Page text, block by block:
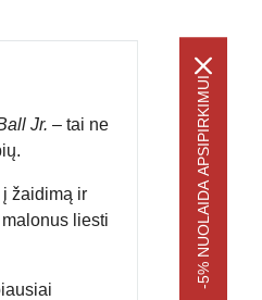
Jr. – tai ne
žaidimą ir
liesti
-5% NUOLAIDA APSIPIRKIMUI